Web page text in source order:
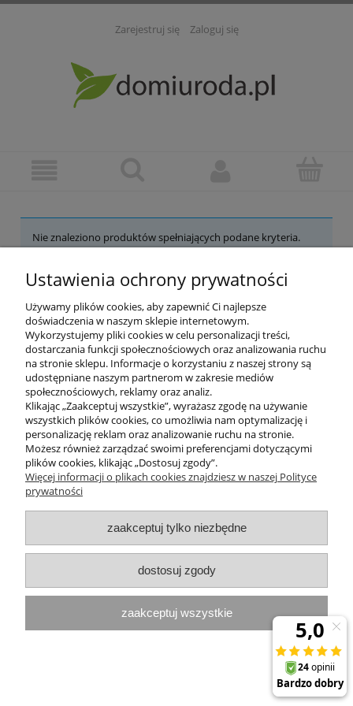
Zarejestruj się Zaloguj się
Nie znaleziono produktów spełniających podane kryteria.
POMOC
INFORMACJE
ZAKUPY
MOJE KONTO
PROGRAMY PROMOCYJNE
InterPromo MARTA POPIELA-MOLEK NIP: 7341300379
pokaż pełną wersję strony
Ustawienia ochrony prywatności
Używamy plików cookies, aby zapewnić Ci najlepsze
doświadczenia w naszym sklepie internetowym.
Wykorzystujemy pliki cookies w celu personalizacji treści,
dostarczania funkcji społecznościowych oraz analizowania ruchu
na stronie sklepu. Informacje o korzystaniu z naszej strony są
udostępniane naszym partnerom w zakresie mediów
społecznościowych, reklamy oraz analiz.
Klikając „Zaakceptuj wszystkie”, wyrażasz zgodę na używanie
wszystkich plików cookies, co umożliwia nam optymalizację i
personalizację reklam oraz analizowanie ruchu na stronie.
Możesz również zarządzać swoimi preferencjami dotyczącymi
plików cookies, klikając „Dostosuj zgody”.
Więcej informacji o plikach cookies znajdziesz w naszej Polityce
prywatności
zaakceptuj tylko niezbędne
dostosuj zgody
zaakceptuj wszystkie